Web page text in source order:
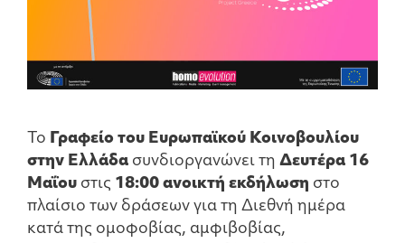
Το Γραφείο του Ευρωπαϊκού Κοινοβουλίου
στην Ελλάδα συνδιοργανώνει τη Δευτέρα 16
Μαΐου στις 18:00 ανοικτή εκδήλωση στο
πλαίσιο των δράσεων για τη Διεθνή ημέρα
κατά της ομοφοβίας, αμφιβοβίας,